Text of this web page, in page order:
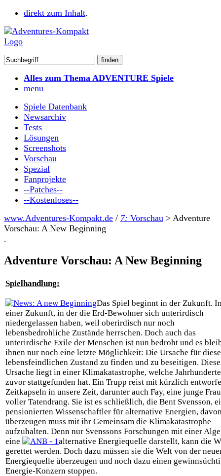
direkt zum Inhalt.
Alles zum Thema ADVENTURE Spiele
menu
Spiele Datenbank
Newsarchiv
Tests
Lösungen
Screenshots
Vorschau
Spezial
Fanprojekte
--Patches--
--Kostenloses--
www.Adventures-Kompakt.de / 7: Vorschau > Adventure
Vorschau: A New Beginning
.
Adventure Vorschau: A New Beginning
Spielhandlung:
Das Spiel beginnt in der Zukunft.
einer Zukunft, in der die Erd-Bewohner sich unterirdisch
niedergelassen haben, weil oberirdisch nur noch
lebensbedrohliche Zustände herrschen. Doch auch das
unterirdische Exile der Menschen ist nun bedroht und es
ihnen nur noch eine letzte Möglichkeit: Die Ursache für
lebensfeindlichen Zustand zu finden und zu beseitigen. Diese
Ursache liegt in einer Klimakatastrophe, welche Jahrhunderte
zuvor stattgefunden hat. Ein Trupp reist mit kürzlich
Zeitkapseln in unsere Zeit, darunter auch Fay, eine junge Frau
voller Tatendrang. Sie ist es schließlich, die Bent Svensson,
pensionierten Wissenschaftler für alternative Energien,
überzeugen muss mit ihr Gemeinsam die Klimakatastrophe
aufzuhalten. Denn nur Svenssons Forschungen mit einer
eine
alternative Energiequelle darstellt, kann die
gerettet werden. Doch dazu müssen sie die Welt von der
Energiequelle überzeugen und noch dazu einen
Energie-Konzern stoppen.